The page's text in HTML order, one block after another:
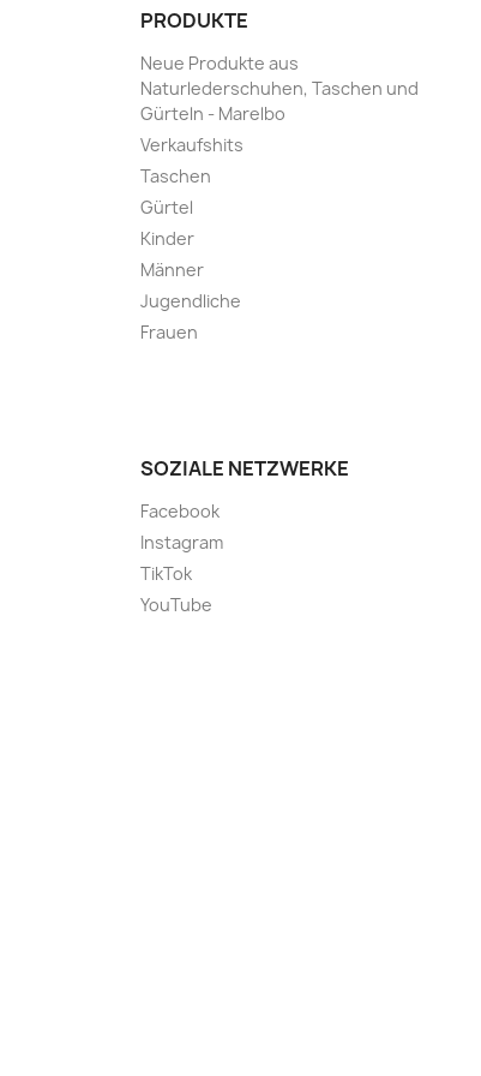
PRODUKTE
Neue Produkte aus
Naturlederschuhen, Taschen und
Gürteln - Marelbo
Verkaufshits
Taschen
Gürtel
Kinder
Männer
Jugendliche
Frauen
SOZIALE NETZWERKE
Facebook
Instagram
TikTok
YouTube